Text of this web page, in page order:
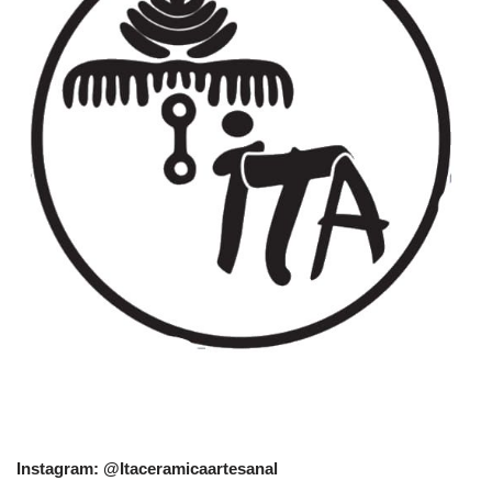
Instagram: @Itaceramicaartesanal